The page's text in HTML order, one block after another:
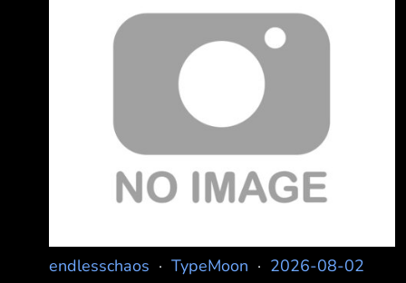
率上升從者： ☆☆☆☆☆SSR ハサン‧サッバー
ハ(アズライール)[殺](哈桑‧薩巴赫(亞茲萊爾)) 限
定期間：2026/08/02 17:00 ~ 2026/08/23
11:59(GMT +8，下同) 註1.：哈桑‧薩巴赫(亞茲
萊爾)[殺丑]在本次卡池限定期間結束後 將不會
加入故事卡池以及其它限定卡池中 == 台灣伺服
endlesschaos · TypeMoon · 2026-08-02